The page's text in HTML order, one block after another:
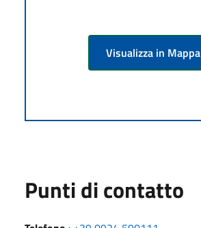
Visualizza in Mappa
Punti di contatto